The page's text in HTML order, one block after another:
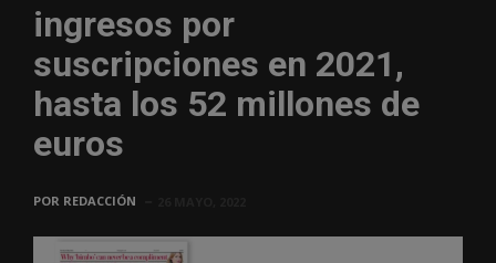
ingresos por
suscripciones en 2021,
hasta los 52 millones de
euros
POR REDACCIÓN